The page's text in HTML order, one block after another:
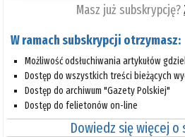
Masz już subskrypcję?
W ramach subskrypcji otrzymasz:
Możliwość odsłuchiwania artykułów
Dostęp do wszystkich treści bieżących
Dostęp do archiwum "Gazety Polskiej"
Dostęp do felietonów on-line
Dowiedz się więcej o